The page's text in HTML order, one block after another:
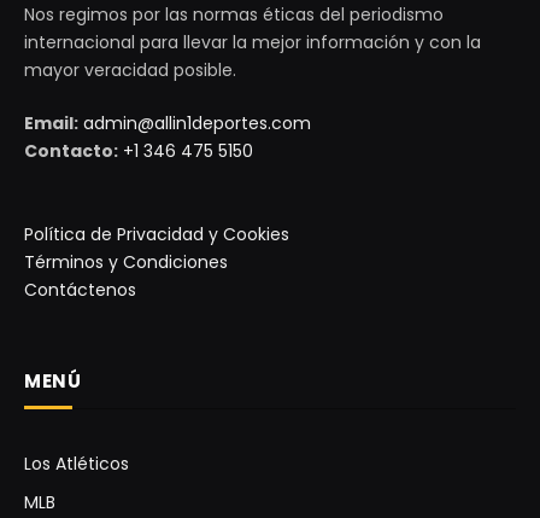
Nos regimos por las normas éticas del periodismo
internacional para llevar la mejor información y con la
mayor veracidad posible.
Email: admin@allin1deportes.com
Contacto: +1 346 475 5150
Política de Privacidad y Cookies
Términos y Condiciones
Contáctenos
MENÚ
Los Atléticos
MLB